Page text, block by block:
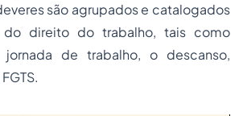
são agrupados e catalogados
do direito do trabalho, tais como
jornada de trabalho, o descanso,